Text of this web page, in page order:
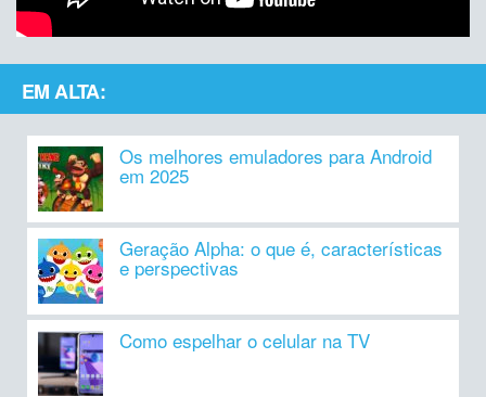
EM ALTA:
Os melhores emuladores para Android
em 2025
Geração Alpha: o que é, características
e perspectivas
Como espelhar o celular na TV